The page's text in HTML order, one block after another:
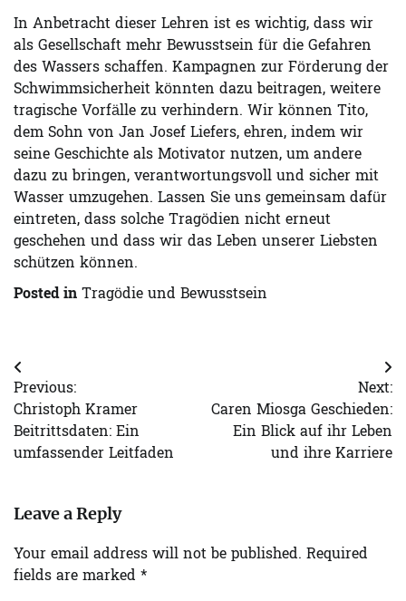
In Anbetracht dieser Lehren ist es wichtig, dass wir
als Gesellschaft mehr Bewusstsein für die Gefahren
des Wassers schaffen. Kampagnen zur Förderung der
Schwimmsicherheit könnten dazu beitragen, weitere
tragische Vorfälle zu verhindern. Wir können Tito,
dem Sohn von Jan Josef Liefers, ehren, indem wir
seine Geschichte als Motivator nutzen, um andere
dazu zu bringen, verantwortungsvoll und sicher mit
Wasser umzugehen. Lassen Sie uns gemeinsam dafür
eintreten, dass solche Tragödien nicht erneut
geschehen und dass wir das Leben unserer Liebsten
schützen können.
Posted in Tragödie und Bewusstsein
Post
navigation
Previous:
Christoph Kramer
Beitrittsdaten: Ein
umfassender Leitfaden
Next:
Caren Miosga Geschieden:
Ein Blick auf ihr Leben
und ihre Karriere
Leave a Reply
Your email address will not be published. Required
fields are marked *